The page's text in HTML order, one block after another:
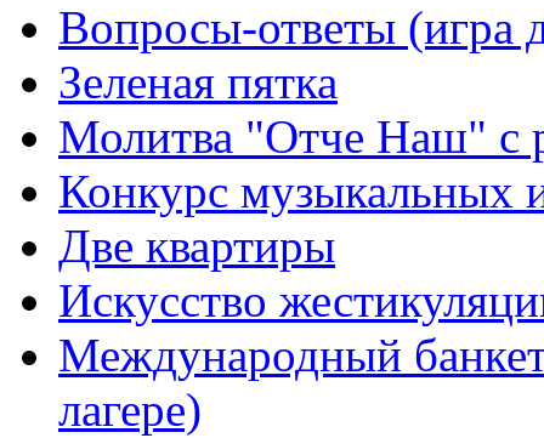
Вопросы-ответы (игра
Зеленая пятка
Молитва "Отче Наш" с
Конкурс музыкальных
Две квартиры
Искусство
Международный
лагере)